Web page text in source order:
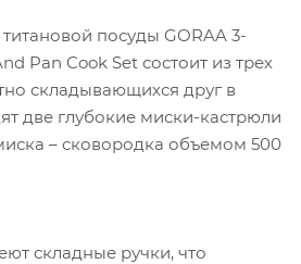
посуды GORAA 3-
Pan Cook Set состоит из трех
складывающихся друг в
две глубокие миски-кастрюли
– сковородка объемом 500
складные ручки, что